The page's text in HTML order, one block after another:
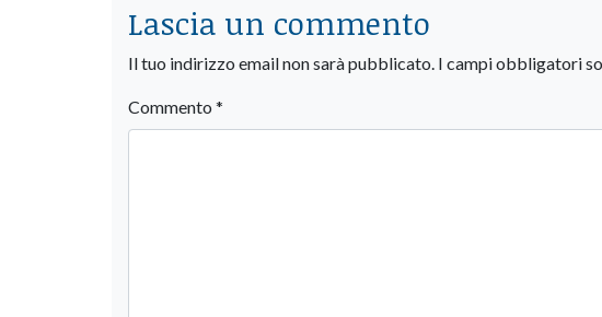
Lascia un commento
Il tuo indirizzo email non sarà pubblicato. I campi obbligatori
Commento *